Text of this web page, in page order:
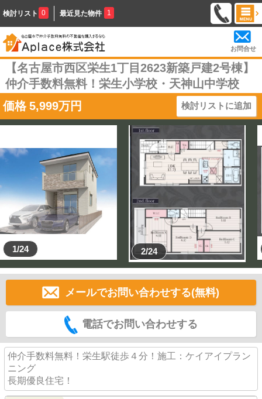
検討リスト 0 最近見た物件 1
お問合せ
【名古屋市西区栄生1丁目2623新築戸建2号棟】
仲介手数料無料！栄生小学校・天神山中学校
価格 5,999万円 検討リストに追加
1/24 2/24
メールでお問い合わせする(無料)
電話でお問い合わせする
仲介手数料無料！栄生駅徒歩４分！施工：ケイアイプラン
ニング
長期優良住宅！